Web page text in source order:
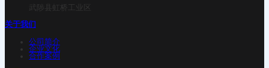
武陟县虹桥工业区
关于我们
公司简介
企业文化
合作案例